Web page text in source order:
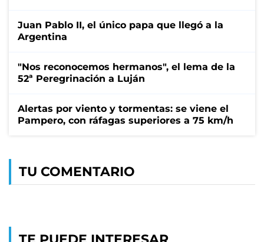
Juan Pablo II, el único papa que llegó a la
Argentina
"Nos reconocemos hermanos", el lema de la
52ª Peregrinación a Luján
Alertas por viento y tormentas: se viene el
Pampero, con ráfagas superiores a 75 km/h
TU COMENTARIO